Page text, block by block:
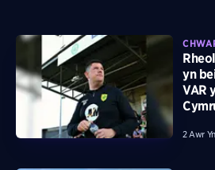
yn
VAR
2 Awr